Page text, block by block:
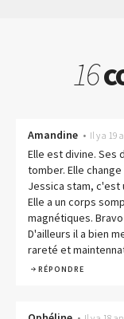
16
Amandine • Il y a 19
Elle est divine. Ses
tomber. Elle
Jessica stam, c'est
Elle a un corps
magnétiques.
D'ailleurs il a bien
rareté et
RÉPONDRE